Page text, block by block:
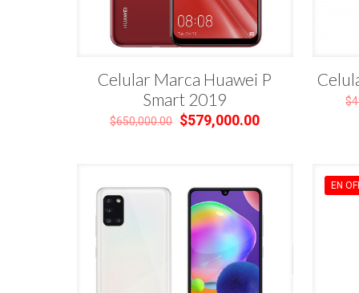
Celular Marca Huawei P
Smart 2019
$650,000.00 El
$650,000.00.
$579,000.00El
$579,000.00.
$
EN